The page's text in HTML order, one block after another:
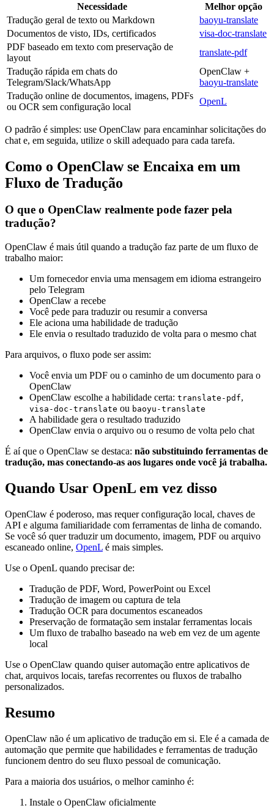
Necessidade
Melhor opção
Tradução geral de texto ou Markdown
baoyu-translate
Documentos de visto, IDs, certificados
visa-doc-translate
PDF baseado em texto com preservação de
layout
translate-pdf
Tradução rápida em chats do
Telegram/Slack/WhatsApp
OpenClaw +
baoyu-translate
Tradução online de documentos, imagens, PDFs
ou OCR sem configuração local
OpenL
O padrão é simples: use OpenClaw para encaminhar solicitações do
chat e, em seguida, utilize o skill adequado para cada tarefa.
Como o OpenClaw se Encaixa em um
Fluxo de Tradução
O que o OpenClaw realmente pode fazer pela
tradução?
OpenClaw é mais útil quando a tradução faz parte de um fluxo de
trabalho maior:
Um fornecedor envia uma mensagem em idioma estrangeiro
pelo Telegram
OpenClaw a recebe
Você pede para traduzir ou resumir a conversa
Ele aciona uma habilidade de tradução
Ele envia o resultado traduzido de volta para o mesmo chat
Para arquivos, o fluxo pode ser assim:
Você envia um PDF ou o caminho de um documento para o
OpenClaw
OpenClaw escolhe a habilidade certa: translate-pdf,
visa-doc-translate ou baoyu-translate
A habilidade gera o resultado traduzido
OpenClaw envia o arquivo ou o resumo de volta pelo chat
É aí que o OpenClaw se destaca: não substituindo ferramentas de
tradução, mas conectando-as aos lugares onde você já trabalha.
Quando Usar OpenL em vez disso
OpenClaw é poderoso, mas requer configuração local, chaves de
API e alguma familiaridade com ferramentas de linha de comando.
Se você só quer traduzir um documento, imagem, PDF ou arquivo
escaneado online, OpenL é mais simples.
Use o OpenL quando precisar de:
Tradução de PDF, Word, PowerPoint ou Excel
Tradução de imagem ou captura de tela
Tradução OCR para documentos escaneados
Preservação de formatação sem instalar ferramentas locais
Um fluxo de trabalho baseado na web em vez de um agente
local
Use o OpenClaw quando quiser automação entre aplicativos de
chat, arquivos locais, tarefas recorrentes ou fluxos de trabalho
personalizados.
Resumo
OpenClaw não é um aplicativo de tradução em si. Ele é a camada de
automação que permite que habilidades e ferramentas de tradução
funcionem dentro do seu fluxo pessoal de comunicação.
Para a maioria dos usuários, o melhor caminho é:
Instale o OpenClaw oficialmente